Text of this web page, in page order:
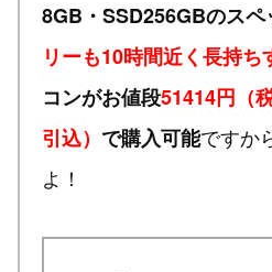
8GB・SSD256GBのス
リーも10時間近く長持ち
コンがお値段51414円（
引込） で購入可能ですか
よ！